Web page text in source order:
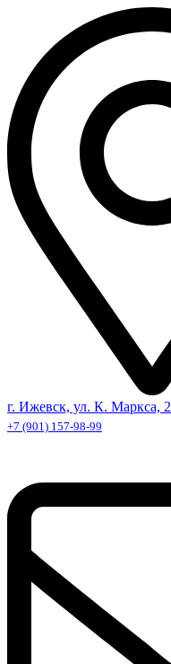
г. Ижевск, ул. К.
+7 (901) 157-98-99